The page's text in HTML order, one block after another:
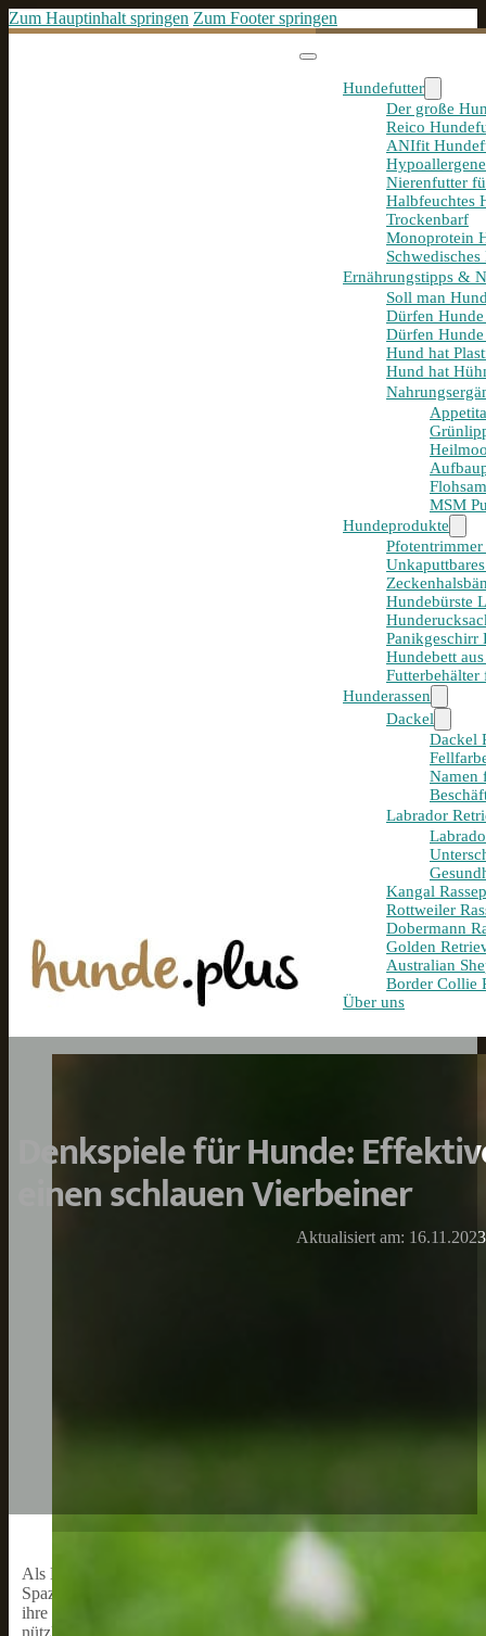
Zum Hauptinhalt springen Zum Footer springen
Hundefutter
Der große
Reico
ANIfit
Nierenfutter
Halbfeuchtes
Trockenbarf
Monoprotein
Ernährungstipps &
Soll man
Dürfen
Dürfen Hunde
Hund hat
Hund hat
MSM
Hundeprodukte
Hundebürste
Panikgeschirr
Hundebett
Hunderassen
Dackel
Dackel
Namen
Labrador
Kangal
Rottweiler
Dobermann
Golden
Australian
Border Collie
Über uns
Denkspiele für Hunde:
einen schlauen Vierbeiner
Aktualisiert am: 16.11.2023
Als Hundebesitzer weiß ich, wie wichtig es ist, unsere
Spaziergänge und Spielen im Freien ausgezeichnete
ihre geistige Stimulation und Entwicklung. In den folgenden
nützlich sind.